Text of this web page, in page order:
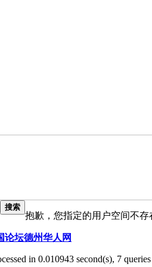
搜索
抱歉，您指定的用户空间不存
论坛德州华人网
in 0.010943 second(s), 7